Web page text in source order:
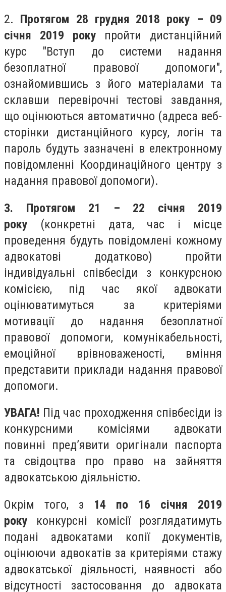
2. Протягом 28 грудня 2018 року – 09
січня 2019 року пройти дистанційний
курс "Вступ до системи надання
безоплатної правової допомоги",
ознайомившись з його матеріалами та
склавши перевірочні тестові завдання,
що оцінюються автоматично (адреса веб-
сторінки дистанційного курсу, логін та
пароль будуть зазначені в електронному
повідомленні Координаційного центру з
надання правової допомоги).
3. Протягом 21 – 22 січня 2019
року (конкретні дата, час і місце
проведення будуть повідомлені кожному
адвокатові додатково) пройти
індивідуальні співбесіди з конкурсною
комісією, під час якої адвокати
оцінюватимуться за критеріями
мотивації до надання безоплатної
правової допомоги, комунікабельності,
емоційної врівноваженості, вміння
представити приклади надання правової
допомоги.
УВАГА! Під час проходження співбесіди із
конкурсними комісіями адвокати
повинні пред’явити оригінали паспорта
та свідоцтва про право на зайняття
адвокатською діяльністю.
Окрім того, з 14 по 16 січня 2019
року конкурсні комісії розглядатимуть
подані адвокатами копії документів,
оцінюючи адвокатів за критеріями стажу
адвокатської діяльності, наявності або
відсутності застосовання до адвоката